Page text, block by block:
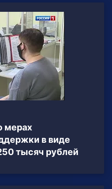
мерах
в виде
тысяч рублей